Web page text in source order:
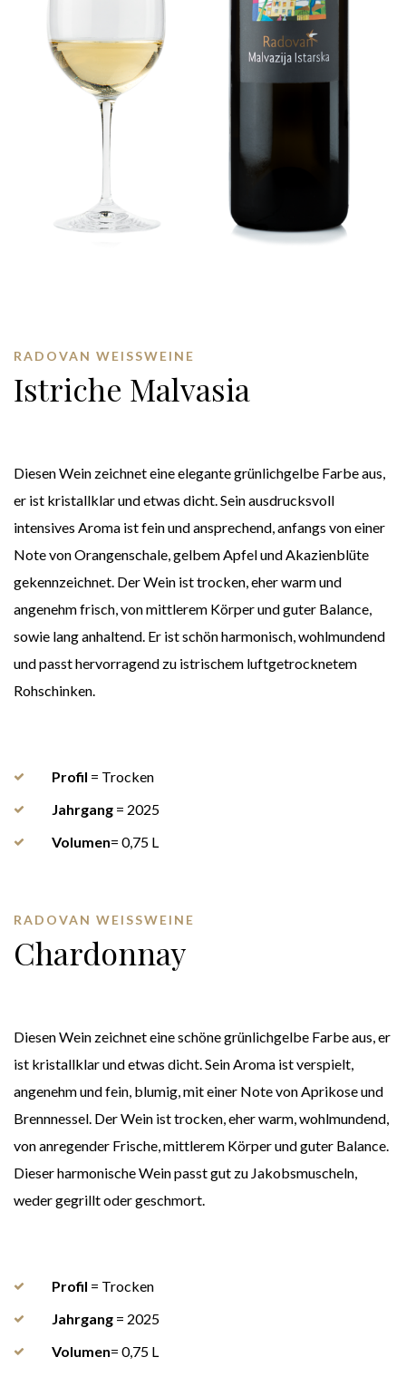
RADOVAN WEISSWEINE
Istriche Malvasia
Diesen Wein zeichnet eine elegante grünlichgelbe Farbe aus,
er ist kristallklar und etwas dicht. Sein ausdrucksvoll
intensives Aroma ist fein und ansprechend, anfangs von einer
Note von Orangenschale, gelbem Apfel und Akazienblüte
gekennzeichnet. Der Wein ist trocken, eher warm und
angenehm frisch, von mittlerem Körper und guter Balance,
sowie lang anhaltend. Er ist schön harmonisch, wohlmundend
und passt hervorragend zu istrischem luftgetrocknetem
Rohschinken.
Profil = Trocken
Jahrgang = 2025
Volumen= 0,75 L
RADOVAN WEISSWEINE
Chardonnay
Diesen Wein zeichnet eine schöne grünlichgelbe Farbe aus, er
ist kristallklar und etwas dicht. Sein Aroma ist verspielt,
angenehm und fein, blumig, mit einer Note von Aprikose und
Brennnessel. Der Wein ist trocken, eher warm, wohlmundend,
von anregender Frische, mittlerem Körper und guter Balance.
Dieser harmonische Wein passt gut zu Jakobsmuscheln,
weder gegrillt oder geschmort.
Profil = Trocken
Jahrgang = 2025
Volumen= 0,75 L